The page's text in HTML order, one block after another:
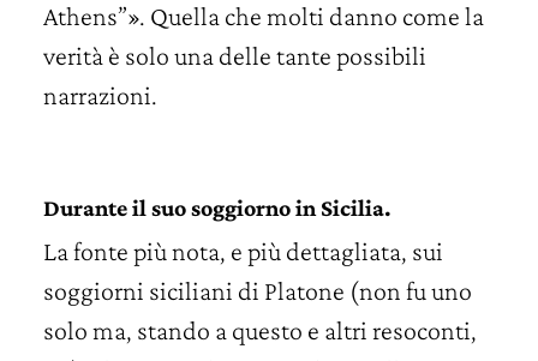
Athens”». Quella che molti danno come la
verità è solo una delle tante possibili
narrazioni.
Durante il suo soggiorno in Sicilia.
La fonte più nota, e più dettagliata, sui
soggiorni siciliani di Platone (non fu uno
solo ma, stando a questo e altri resoconti,